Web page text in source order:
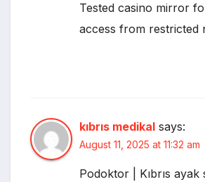
Tested casino mirror
access from restricted
kıbrıs medikal says:
August 11, 2025 at 11:32 am
Podoktor | Kıbrıs ayak